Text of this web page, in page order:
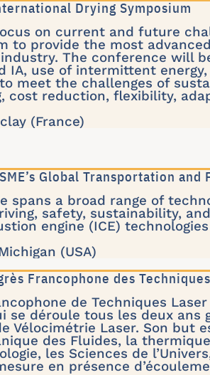
Drying Symposium
on current and future
to provide the most
The conference will
IA, use of intermittent
meet the challenges of
cost reduction, flexibility,
(France)
Global Transportation
spans a broad range of
safety, sustainability,
engine (ICE)
(USA)
Francophone des
de Techniques
se déroule tous les deux ans
Vélocimétrie Laser. Son but
des Fluides, la
les Sciences de
en présence